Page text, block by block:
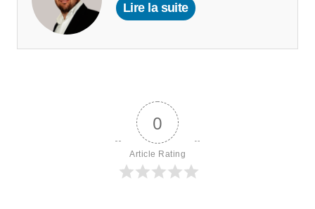
Lire la suite
0
Article Rating